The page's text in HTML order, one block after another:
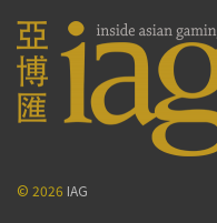
© 2026 IAG